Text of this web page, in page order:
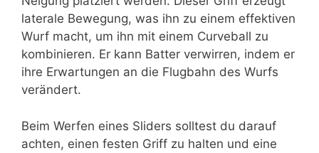
laterale Bewegung, was ihn zu einem effektiven
Wurf macht, um ihn mit einem Curveball zu
kombinieren. Er kann Batter verwirren, indem er
ihre Erwartungen an die Flugbahn des Wurfs
verändert.
Beim Werfen eines Sliders solltest du darauf
achten, einen festen Griff zu halten und eine